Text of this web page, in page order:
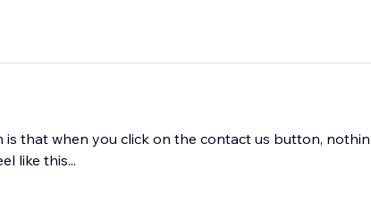
that when you click on the contact us button,
like this...